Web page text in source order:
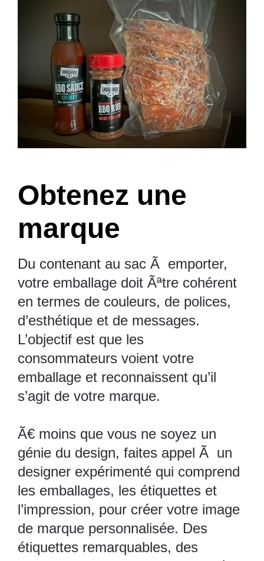
Obtenez une
marque
Du contenant au sac Ã emporter,
votre emballage doit Ãªtre cohérent
en termes de couleurs, de polices,
d’esthétique et de messages.
L’objectif est que les
consommateurs voient votre
emballage et reconnaissent qu’il
s’agit de votre marque.
Ã€ moins que vous ne soyez un
génie du design, faites appel Ã un
designer expérimenté qui comprend
les emballages, les étiquettes et
l’impression, pour créer votre image
de marque personnalisée. Des
étiquettes remarquables, des